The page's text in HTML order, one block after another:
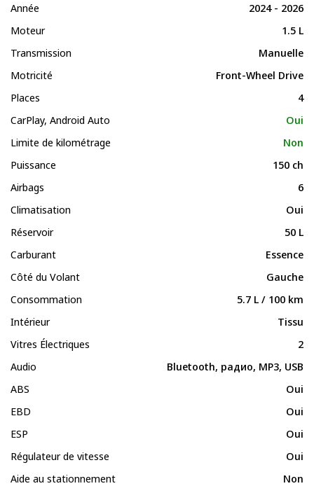
Année
2024 - 2026
Moteur
1.5 L
Transmission
Manuelle
Motricité
Front-Wheel Drive
Places
4
CarPlay, Android Auto
Oui
Limite de kilométrage
Non
Puissance
150 ch
Airbags
6
Climatisation
Oui
Réservoir
50 L
Carburant
Essence
Côté du Volant
Gauche
Consommation
5.7 L / 100 km
Intérieur
Tissu
Vitres Électriques
2
Audio
Bluetooth, радио, MP3, USB
ABS
Oui
EBD
Oui
ESP
Oui
Régulateur de vitesse
Oui
Aide au stationnement
Non